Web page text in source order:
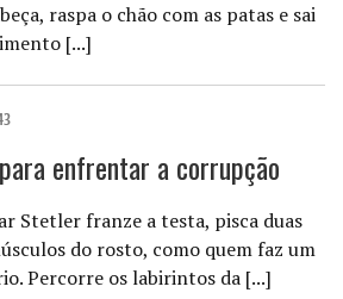
raspa o chão com as patas e sai
[...]
enfrentar a corrupção
Stetler franze a testa, pisca duas
do rosto, como quem faz um
Percorre os labirintos da [...]